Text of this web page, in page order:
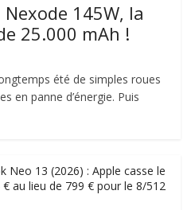
Nexode 145W, la
25.000 mAh !
été de simples roues
en panne d’énergie. Puis
Neo 13 (2026) : Apple casse le
€ au lieu de 799 € pour le 8/512